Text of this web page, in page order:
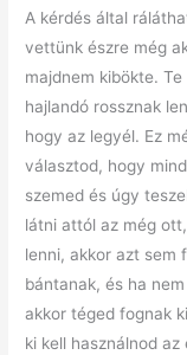
A kérdés által
vettünk észre még
majdnem kibökte.
hajlandó rossznak
hogy az legyél. Ez
választod, hogy
szemed és úgy
látni attól az még
lenni, akkor azt sem
bántanak, és ha
akkor téged fognak
ki kell használnod